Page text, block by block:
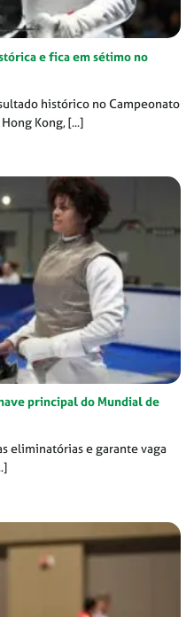
e fica em sétimo no
histórico no Campeonato
Kong, [...]
principal do Mundial de
eliminatórias e garante vaga